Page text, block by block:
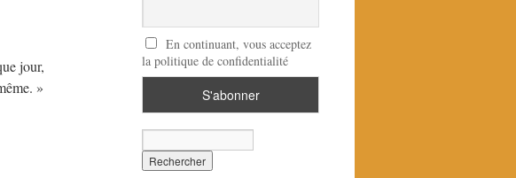
jour,
»
En continuant, vous acceptez
la politique de confidentialité